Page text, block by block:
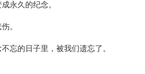
永久的纪念。
。
忘的日子里，被我们遗忘了。